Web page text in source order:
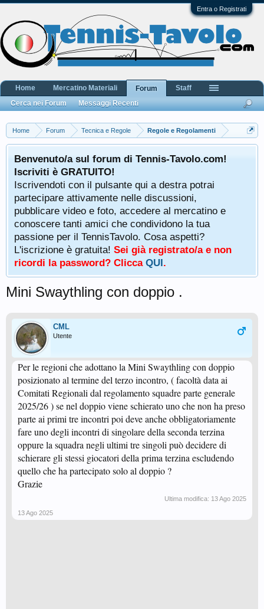
Entra o Registrati
Home Forum Tecnica e Regole Regole e Regolamenti
Benvenuto/a sul forum di Tennis-Tavolo.com!
Iscriviti è GRATUITO!
Iscrivendoti con il pulsante qui a destra potrai
partecipare attivamente nelle discussioni,
pubblicare video e foto, accedere al mercatino e
conoscere tanti amici che condividono la tua
passione per il TennisTavolo. Cosa aspetti?
L'iscrizione è gratuita! Sei già registrato/a e non
ricordi la password? Clicca QUI.
Mini Swaythling con doppio .
CML
Utente
Per le regioni che adottano la Mini Swaythling con doppio
posizionato al termine del terzo incontro, ( facoltà data ai
Comitati Regionali dal regolamento squadre parte generale
2025/26 ) se nel doppio viene schierato uno che non ha preso
parte ai primi tre incontri poi deve anche obbligatoriamente
fare uno degli incontri di singolare della seconda terzina
oppure la squadra negli ultimi tre singoli può decidere di
schierare gli stessi giocatori della prima terzina escludendo
quello che ha partecipato solo al doppio ?
Grazie
Ultima modifica: 13 Ago 2025
13 Ago 2025
Home Mercatino Materiali
Forum
Cerca nei Forum
Messaggi Recenti
Staff